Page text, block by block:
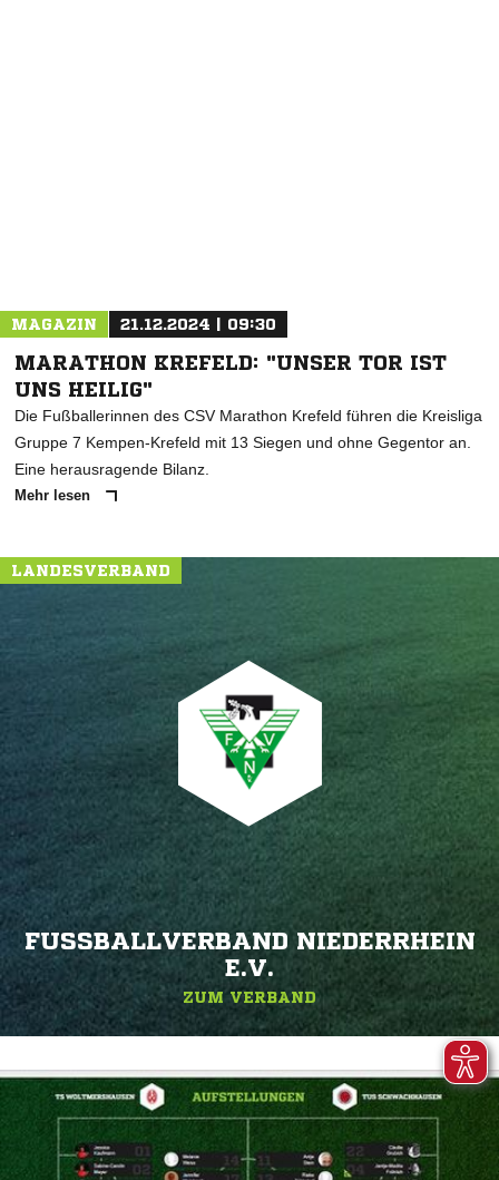
MAGAZIN 21.12.2024 | 09:30
MARATHON KREFELD: "UNSER TOR IST
UNS HEILIG"
Die Fußballerinnen des CSV Marathon Krefeld führen die Kreisliga
Gruppe 7 Kempen-Krefeld mit 13 Siegen und ohne Gegentor an.
Eine herausragende Bilanz.
Mehr lesen
LANDESVERBAND
FUSSBALLVERBAND NIEDERRHEIN E
.V.
ZUM VERBAND